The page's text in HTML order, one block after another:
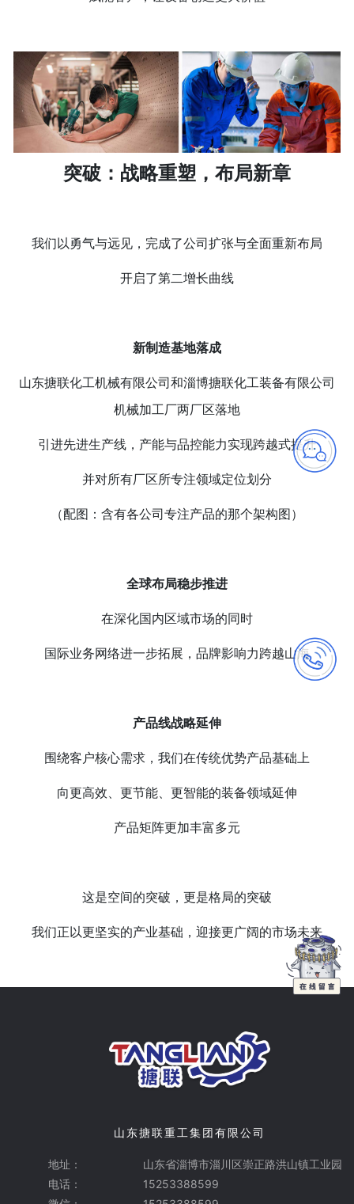
突破：战略重塑，布局新章
我们以勇气与远见，完成了公司扩张与全面重新布局
开启了第二增长曲线
新制造基地落成
山东搪联化工机械有限公司和淄博搪联化工装备有限公司
机械加工厂两厂区落地
引进先进生产线，产能与品控能力实现跨越式提升
并对所有厂区所专注领域定位划分
（配图：含有各公司专注产品的那个架构图）
全球布局稳步推进
在深化国内区域市场的同时
国际业务网络进一步拓展，品牌影响力跨越山海
产品线战略延伸
围绕客户核心需求，我们在传统优势产品基础上
向更高效、更节能、更智能的装备领域延伸
产品矩阵更加丰富多元
这是空间的突破，更是格局的突破
我们正以更坚实的产业基础，迎接更广阔的市场未来
山东搪联重工集团有限公司
地址：
山东省淄博市淄川区崇正路洪山镇工业园
电话：
15253388599